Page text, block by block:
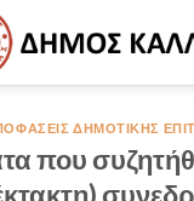
ΔΗΜΟΤΙΚΉΣ
που